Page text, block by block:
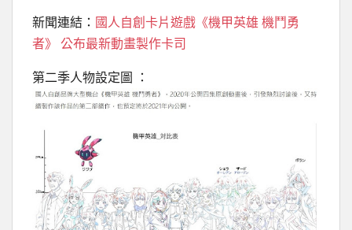
新聞連結： 國人自創卡片遊戲《機甲英雄 機鬥勇
者》 公布最新動畫製作卡司
第二季人物設定圖 ：